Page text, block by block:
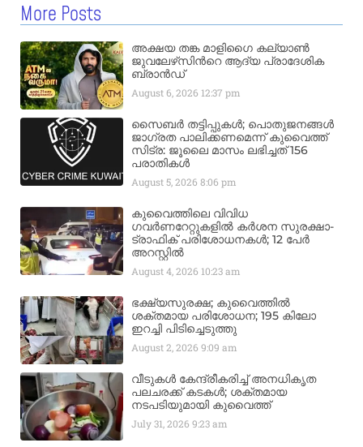
More Posts
അക്ഷയ തങ്ക മാളിഗൈ കല്യാണ്‍
ജുവലേഴ്‌സിന്‍റെ ആദ്യ പ്രാദേശിക
ബ്രാന്‍ഡ്
August 6, 2026 12:37 pm
സൈബർ തട്ടിപ്പുകൾ; പൊതുജനങ്ങൾ
ജാഗ്രത പാലിക്കണമെന്ന് കുവൈത്ത്
സിട്ര: ജൂലൈ മാസം ലഭിച്ചത് 156
പരാതികൾ
August 5, 20268:06 pm
കുവൈത്തിലെ വിവിധ
ഗവർണറേറ്റുകളിൽ കർശന സുരക്ഷാ-
ട്രാഫിക് പരിശോധനകൾ; 12 പേർ
അറസ്റ്റിൽ
August 4, 2026 10:23 am
ഭക്ഷ്യസുരക്ഷ; കുവൈത്തിൽ
ശക്തമായ പരിശോധന; 195 കിലോ
ഇറച്ചി പിടിച്ചെടുത്തു
August 2, 20269:09 am
വീടുകൾ കേന്ദ്രീകരിച്ച് അനധികൃത
പലചരക്ക് കടകൾ; ശക്തമായ
നടപടിയുമായി കുവൈത്ത്
July 31, 20269:23 am